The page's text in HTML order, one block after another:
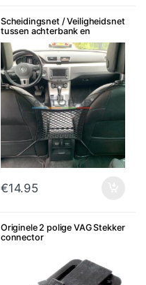
Scheidingsnet / Veiligheidsnet
tussen achterbank en
voorstoelen
€14.95
Originele 2 polige VAG Stekker
connector